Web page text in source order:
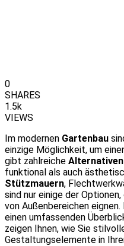
0
SHARES
1.5k
VIEWS
Im modernen Gartenbau
einzige Möglichkeit, um
gibt zahlreiche
funktional als auch
Stützmauern,
sind nur einige der
von Außenbereichen
einen umfassenden
zeigen Ihnen, wie Sie
Gestaltungselemente in